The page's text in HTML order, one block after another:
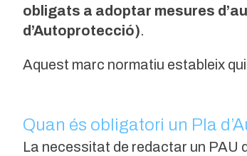
obligats a adoptar mesures
d’Autoprotecció).
Aquest marc normatiu estableix
Quan és obligatori un Pla
La necessitat de redactar un PAU